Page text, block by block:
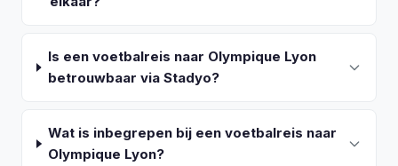
Is een voetbalreis naar Olympique Lyon
betrouwbaar via Stadyo?
Wat is inbegrepen bij een voetbalreis naar
Olympique Lyon?